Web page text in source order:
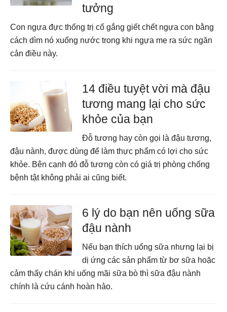
tưởng
Con ngựa đực thống trị cố gắng giết chết ngựa con bằng
cách dìm nó xuống nước trong khi ngựa mẹ ra sức ngăn
cản điều này.
14 điều tuyệt vời mà đậu
tương mang lại cho sức
khỏe của bạn
Đỗ tương hay còn gọi là đậu tương,
đậu nành, được dùng để làm thực phẩm có lợi cho sức
khỏe. Bên cạnh đó đỗ tương còn có giá trị phòng chống
bệnh tật không phải ai cũng biết.
6 lý do bạn nên uống sữa
đậu nành
Nếu bạn thích uống sữa nhưng lại bị
dị ứng các sản phẩm từ bơ sữa hoặc
cảm thấy chán khi uống mãi sữa bò thì sữa đậu nành
chính là cứu cánh hoàn hảo.